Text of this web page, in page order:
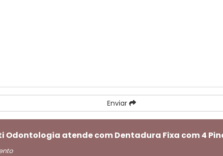
Enviar
Odontologia atende com Dentadura Fixa com 4